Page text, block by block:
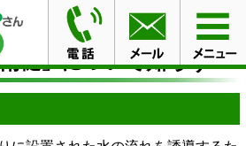
日の味方「雨樋」について知ろう！
樋」について知ろう！